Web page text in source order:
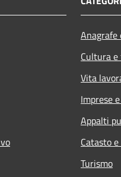
Cultura
Vita
Imprese
Appalti
Catasto
Turismo